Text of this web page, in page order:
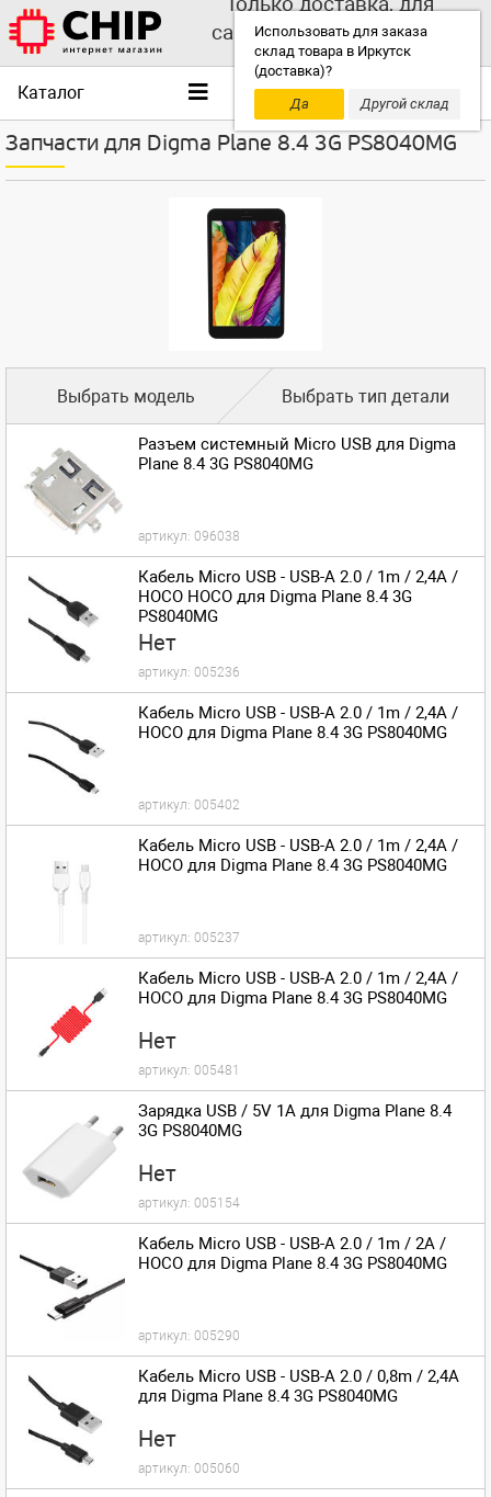
Использовать для заказа
склад товара в Иркутск
(доставка)?
Да
Другой склад
самовывоза выбирайте
другой склад!
Каталог
Запчасти для Digma Plane 8.4 3G PS8040MG
Выбрать модель Выбрать тип детали
Разъем системный Micro USB для Digma
Plane 8.4 3G PS8040MG
артикул: 096038
Кабель Micro USB - USB-A 2.0 / 1m / 2,4A /
HOCO HOCO для Digma Plane 8.4 3G
PS8040MG
Нет
артикул: 005236
Кабель Micro USB - USB-A 2.0 / 1m / 2,4A /
HOCO для Digma Plane 8.4 3G PS8040MG
артикул: 005402
Кабель Micro USB - USB-A 2.0 / 1m / 2,4A /
HOCO для Digma Plane 8.4 3G PS8040MG
артикул: 005237
Кабель Micro USB - USB-A 2.0 / 1m / 2,4A /
HOCO для Digma Plane 8.4 3G PS8040MG
Нет
артикул: 005481
Зарядка USB / 5V 1A для Digma Plane 8.4
3G PS8040MG
Нет
артикул: 005154
Кабель Micro USB - USB-A 2.0 / 1m / 2A /
HOCO для Digma Plane 8.4 3G PS8040MG
артикул: 005290
Кабель Micro USB - USB-A 2.0 / 0,8m / 2,4A
для Digma Plane 8.4 3G PS8040MG
Нет
артикул: 005060